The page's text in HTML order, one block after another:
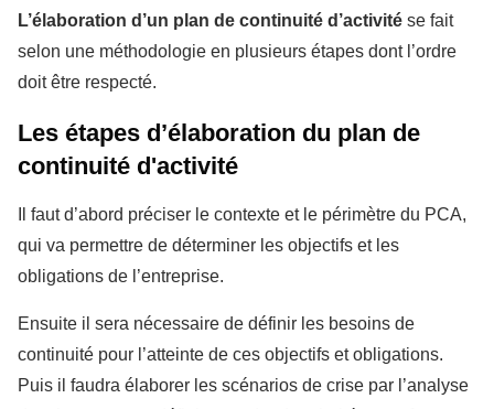
L’élaboration d’un plan de continuité d’activité se fait
selon une méthodologie en plusieurs étapes dont l’ordre
doit être respecté.
Les étapes d’élaboration du plan de
continuité d'activité
Il faut d’abord préciser le contexte et le périmètre du PCA,
qui va permettre de déterminer les objectifs et les
obligations de l’entreprise.
Ensuite il sera nécessaire de définir les besoins de
continuité pour l’atteinte de ces objectifs et obligations.
Puis il faudra élaborer les scénarios de crise par l’analyse